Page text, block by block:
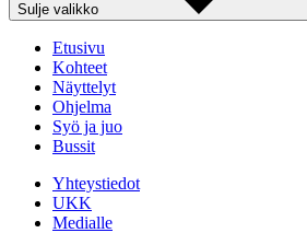
Sulje valikko
Etusivu
Kohteet
Näyttelyt
Ohjelma
Syö ja juo
Bussit
Yhteystiedot
UKK
Medialle